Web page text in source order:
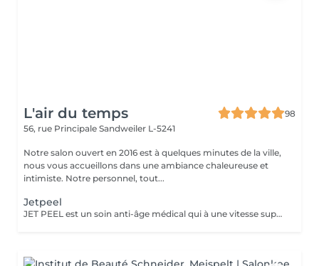
L'air du temps
98
56, rue Principale Sandweiler L-5241
Notre salon ouvert en 2016 est à quelques minutes de la ville,
nous vous accueillons dans une ambiance chaleureuse et
intimiste. Notre personnel, tout...
Jetpeel
JET PEEL est un soin anti-âge médical qui à une vitesse supersonique et sans contact avec la peau fera pénétrer des principes actifs ciblés dans les couches profondes de la peau. Comblement, volumisation, hydratation profonde, oxygénation des tissus, atténuation de plis, rides Dès une séance on voit le résultat. RECOMMANDE EN CURE POUR UN RESULTAT OPTIMAL